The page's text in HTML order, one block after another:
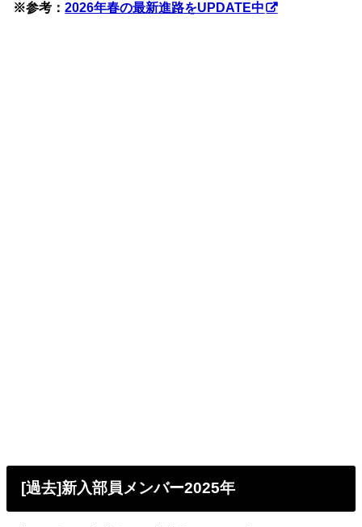
※参考：2026年春の最新進路をUPDATE中
[過去]新入部員メンバー2025年